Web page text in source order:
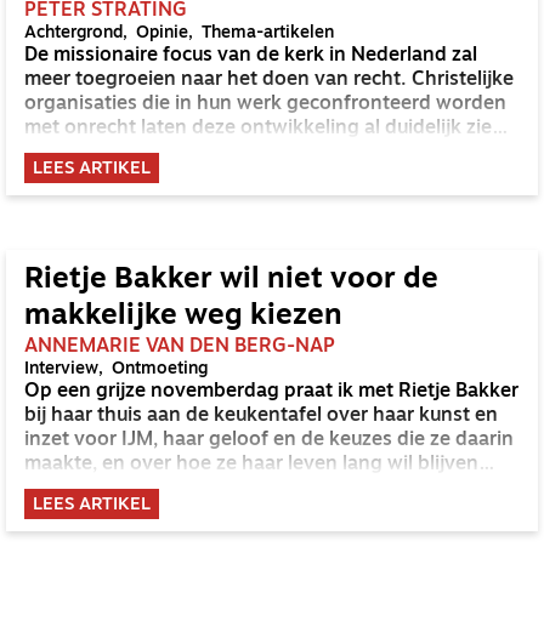
PETER STRATING
Achtergrond Opinie Thema-artikelen
De missionaire focus van de kerk in Nederland zal
meer toegroeien naar het doen van recht. Christelijke
organisaties die in hun werk geconfronteerd worden
met onrecht laten deze ontwikkeling al duidelijk zien.
Ik heb dat van dichtbij ervaren op een terrein waar ik
zelf direct bij betrokken ben geweest: de hulp aan
vrouwen in de prostitutie.
LEES ARTIKEL
Rietje Bakker wil niet voor de
makkelijke weg kiezen
ANNEMARIE VAN DEN BERG-NAP
Interview Ontmoeting
Op een grijze novemberdag praat ik met Rietje Bakker
bij haar thuis aan de keukentafel over haar kunst en
inzet voor IJM, haar geloof en de keuzes die ze daarin
maakte, en over hoe ze haar leven lang wil blijven
leren. ‘Ik wil geen spijt hebben dat ik iets niet heb
gedaan omdat ik het niet durfde.’
LEES ARTIKEL